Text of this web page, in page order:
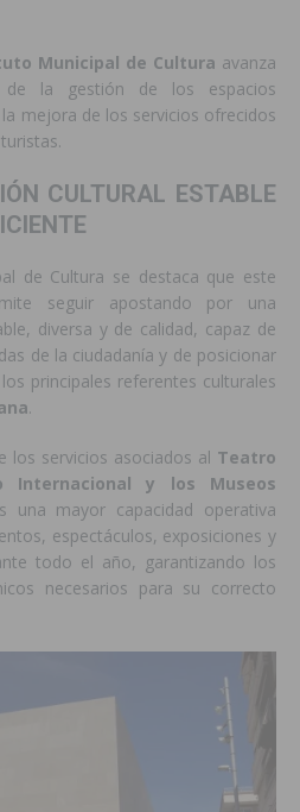
Municipal de Cultura avanza
de la gestión de los espacios
mejora de los servicios ofrecidos
CULTURAL ESTABLE
de Cultura se destaca que este
seguir apostando por una
diversa y de calidad, capaz de
de la ciudadanía y de posicionar
principales referentes culturales
.
los servicios asociados al Teatro
Internacional y los Museos
una mayor capacidad operativa
espectáculos, exposiciones y
todo el año, garantizando los
necesarios para su correcto